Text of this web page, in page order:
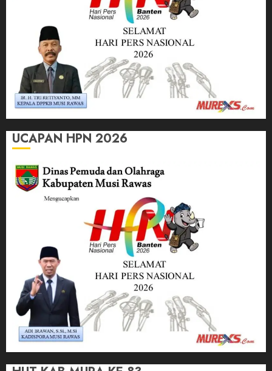
UCAPAN HPN 2026